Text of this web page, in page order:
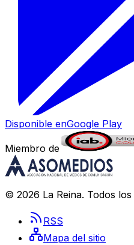
Disponible enGoogle Play
Miembro de
© 2026 La Reina. Todos
RSS
Mapa del sitio